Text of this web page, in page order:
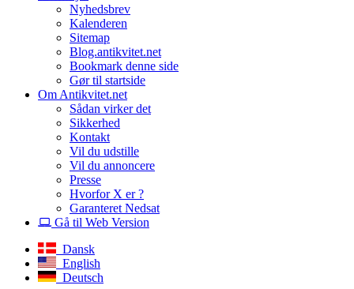
Nyhedsbrev
Kalenderen
Sitemap
Blog.antikvitet.net
Bookmark denne side
Gør til startside
Om Antikvitet.net
Sådan virker det
Sikkerhed
Kontakt
Vil du udstille
Vil du annoncere
Presse
Hvorfor X er ?
Garanteret Nedsat
Gå til Web Version
Dansk
English
Deutsch